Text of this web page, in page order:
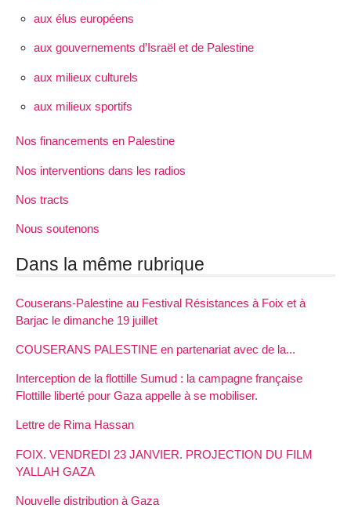
aux élus européens
aux gouvernements d’Israël et de Palestine
aux milieux culturels
aux milieux sportifs
Nos financements en Palestine
Nos interventions dans les radios
Nos tracts
Nous soutenons
Dans la même rubrique
Couserans-Palestine au Festival Résistances à Foix et à
Barjac le dimanche 19 juillet
COUSERANS PALESTINE en partenariat avec de la...
Interception de la flottille Sumud : la campagne française
Flottille liberté pour Gaza appelle à se mobiliser.
Lettre de Rima Hassan
FOIX. VENDREDI 23 JANVIER. PROJECTION DU FILM
YALLAH GAZA
Nouvelle distribution à Gaza